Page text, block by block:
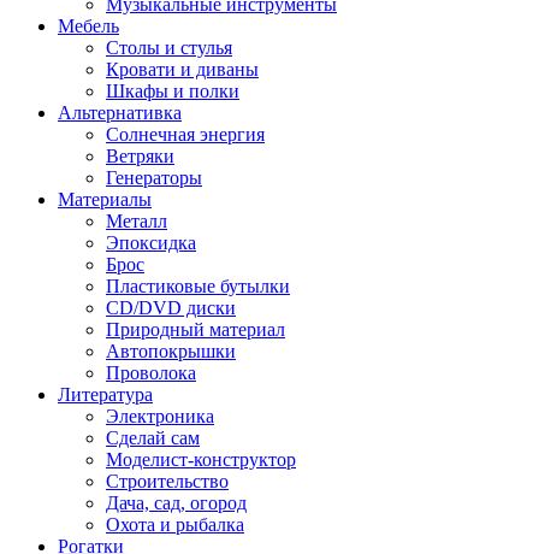
Музыкальные инструменты
Мебель
Столы и стулья
Кровати и диваны
Шкафы и полки
Альтернативка
Солнечная энергия
Ветряки
Генераторы
Материалы
Металл
Эпоксидка
Брос
Пластиковые бутылки
CD/DVD диски
Природный материал
Автопокрышки
Проволока
Литература
Электроника
Сделай сам
Моделист-конструктор
Строительство
Дача, сад, огород
Охота и рыбалка
Рогатки